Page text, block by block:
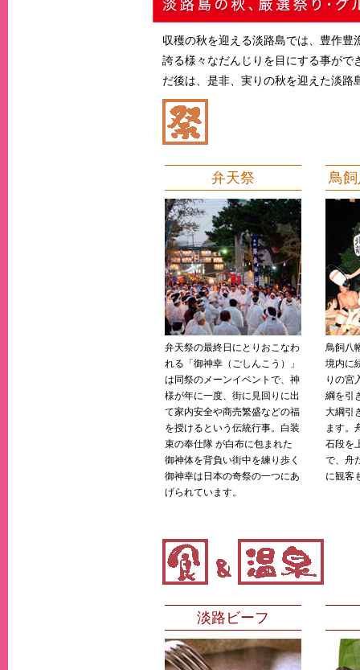
収穫の秋を迎える淡路島では、豊作
誇る様々なだんじりを目にする事が
だ後は、是非、実りの秋を迎えた淡路
弁天祭
弁天祭の最終日にとりおこなわ
れる「御神幸（ごしんこう）」
は同祭のメーンイベントで、神
様が年に一度、街に見回りに出
て家内安全や商売繁盛などの福
を授けるという伝統行事。白装
束の奉仕隊 が白布に包まれた
御神体を背負い街中を練り歩く
御神幸は日本の奇祭の一つにあ
げられています。
鳥
鳥飼八
境内に
りの宮
綱を引
大綱引
ます。
石段を
で、舟
に観客
淡路ビーフ